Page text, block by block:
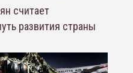
считает
развития страны